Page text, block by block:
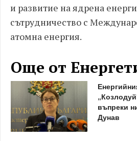
и развитие на ядрена
сътрудничество с
атомна енергия.
Още от
въпреки
Дунав